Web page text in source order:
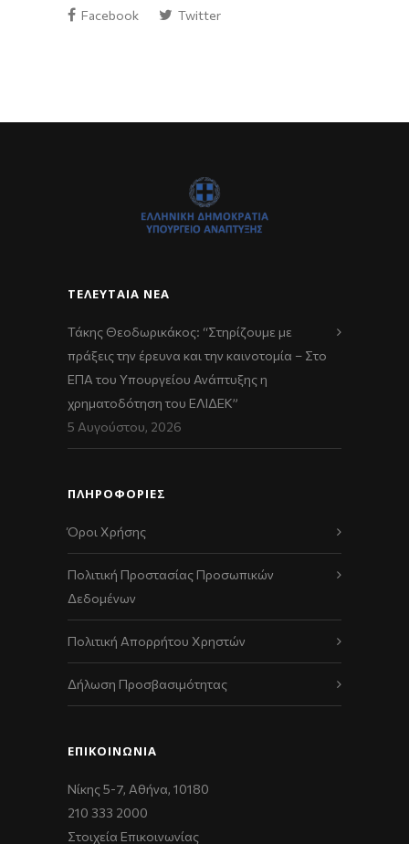
Facebook Twitter
ΤΕΛΕΥΤΑΊΑ ΝΈΑ
Τάκης Θεοδωρικάκος: “Στηρίζουμε με
πράξεις την έρευνα και την καινοτομία – Στο
ΕΠΑ του Υπουργείου Ανάπτυξης η
χρηματοδότηση του ΕΛΙΔΕΚ”
5 Αυγούστου, 2026
ΠΛΗΡΟΦΟΡΙΕΣ
Όροι Χρήσης
Πολιτική Προστασίας Προσωπικών
Δεδομένων
Πολιτική Απορρήτου Χρηστών
Δήλωση Προσβασιμότητας
ΕΠΙΚΟΙΝΩΝΊΑ
Νίκης 5-7, Αθήνα, 10180
210 333 2000
Στοιχεία Επικοινωνίας